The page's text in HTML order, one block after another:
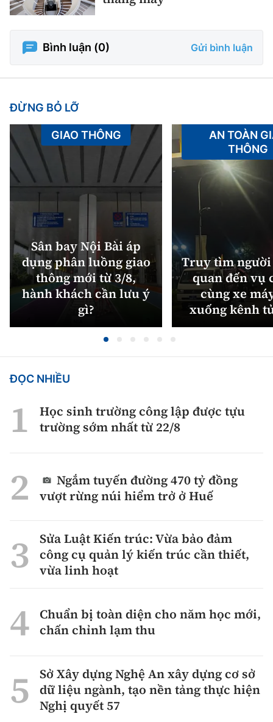
Bình luận (0) Gửi bình luận
ĐỪNG BỎ LỠ
Sân bay Nội Bài áp
dụng phân luồng giao
thông mới từ 3/8,
hành khách cần lưu ý
gì?
GIAO THÔNG
Truy tìm
quan đến vụ
cùng xe
xuống kênh
AN TOÀN
THÔNG
ĐỌC NHIỀU
Học sinh trường công lập được tựu
trường sớm nhất từ 22/8
Ngắm tuyến đường 470 tỷ đồng
vượt rừng núi hiểm trở ở Huế
Sửa Luật Kiến trúc: Vừa bảo đảm
công cụ quản lý kiến trúc cần thiết,
vừa linh hoạt
Chuẩn bị toàn diện cho năm học mới,
chấn chỉnh lạm thu
Sở Xây dựng Nghệ An xây dựng cơ sở
dữ liệu ngành, tạo nền tảng thực hiện
Nghị quyết 57